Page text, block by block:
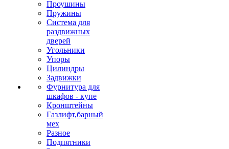
Проушины
Пружины
Система для
раздвижных
дверей
Угольники
Упоры
Цилиндры
Задвижки
Фурнитура для
шкафов - купе
Кронштейны
Газлифт,барный
мех
Разное
Подпятники